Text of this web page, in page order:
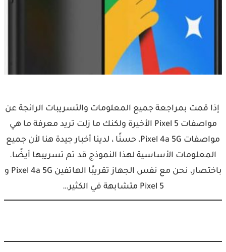
إذا قمت بمراجعة جميع المعلومات والتسريبات الرائجة عن
مواصفات Pixel 5 الأخيرة ولكنك ما زلت تريد معرفة ما هي
مواصفات Pixel 4a 5G، حسنًا ، لدينا أخبار جيدة هنا لأن جميع
المعلومات الأساسية لهذا النموذج قد تم تسريبها أيضًا.
باختصار، نحن مع نفس الجهاز تقريبًا الهاتفين Pixel 4a 5G و
Pixel 5 متشابهة في الكثير…